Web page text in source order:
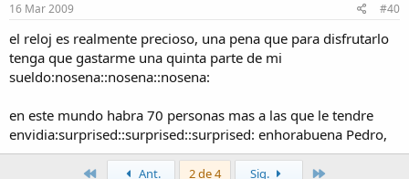
16 Mar 2009 #40
el reloj es realmente precioso, una pena que para disfrutarlo
tenga que gastarme una quinta parte de mi
sueldo:nosena::nosena::nosena:
en este mundo habra 70 personas mas a las que le tendre
envidia:surprised::surprised::surprised: enhorabuena Pedro,
PrimeroAnt. 2 de 4 Sig.